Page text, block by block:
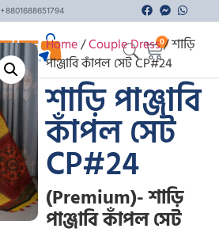
+8801688651794
0
Home/Couple Dress/ শাড়ি
পাঞ্জাবি কাঁপল সেট CP#24
শাড়ি পাঞ্জাবি
কাঁপল সেট
CP#24
(Premium)- শাড়ি
পাঞ্জাবি কাঁপল সেট